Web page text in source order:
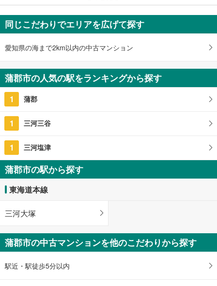
620万円
4LDK
愛知県蒲郡市三谷北通5丁目
同じこだわりでエリアを広げて探す
愛知県の海まで2km以内の中古マンション
蒲郡市の人気の駅をランキングから探す
1 蒲郡
1 三河三谷
1 三河塩津
蒲郡市の駅から探す
東海道本線
三河大塚
蒲郡市の中古マンションを他のこだわりから探す
駅近・駅徒歩5分以内